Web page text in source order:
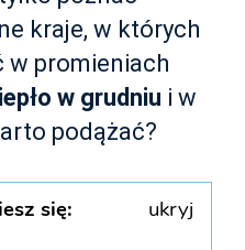
kraje, w których
w promieniach
w grudniu i w
podążać?
się: ukryj